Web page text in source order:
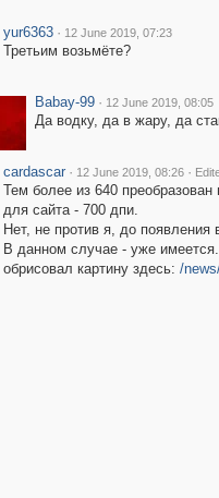
yur6363 · 12 June 2019, 07:23
Третьим возьмёте?
Babay-99 · 12 June 2019, 08:05
Да водку, да в жару, да
cardascar · 12 June 2019, 08:26 ·
Тем более из 640
для сайта - 700 дпи.
Нет, не против я, до появления
В данном случае - уже
обрисовал картину здесь: /